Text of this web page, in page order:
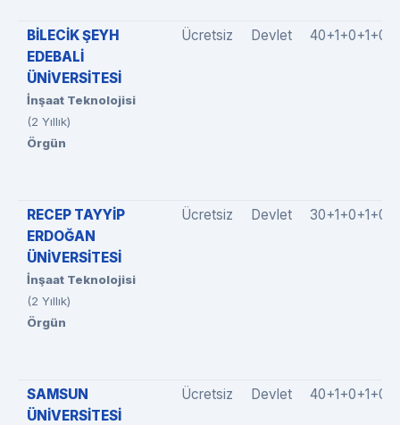
BİLECİK ŞEYH
EDEBALİ
ÜNİVERSİTESİ
İnşaat Teknolojisi
(2 Yıllık)
Örgün
Ücretsiz Devlet 40+1+0+1+0
RECEP TAYYİP
ERDOĞAN
ÜNİVERSİTESİ
İnşaat Teknolojisi
(2 Yıllık)
Örgün
Ücretsiz Devlet 30+1+0+1+0
SAMSUN
ÜNİVERSİTESİ
Ücretsiz Devlet 40+1+0+1+0